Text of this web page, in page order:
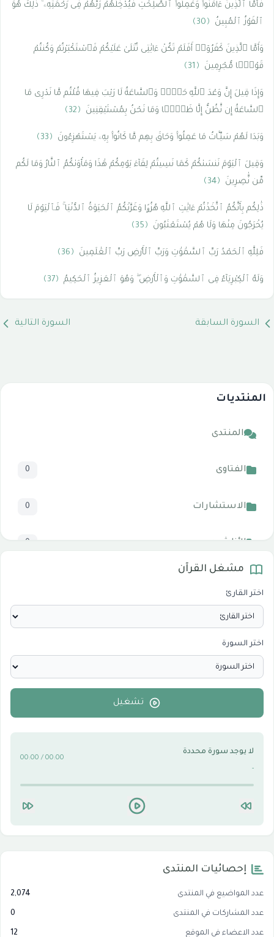
المنتديات
المنتدى
الفتاوى 0
الاستشارات 0
الأناشيد 0
الدروس والخطب
الأقسام التقنية للكمبيوتر والنترنت 0
فَأَمَّا ٱلَّذِينَ ءَامَنُوا۟ وَعَمِلُوا۟ ٱلصَّٰلِحَٰتِ فَيُدْخِلُهُمْ رَبُّهُمْ فِى رَحْمَتِهِۦ ۚ ذَٰلِكَ هُوَ
ٱلْفَوْزُ ٱلْمُبِينُ
﴿30﴾
وَأَمَّا ٱلَّذِينَ كَفَرُوٓا۟ أَفَلَمْ تَكُنْ ءَايَٰتِى تُتْلَىٰ عَلَيْكُمْ فَٱسْتَكْبَرْتُمْ وَكُنتُمْ
قَوْمًۭا مُّجْرِمِينَ
﴿31﴾
وَإِذَا قِيلَ إِنَّ وَعْدَ ٱللَّهِ حَقٌّۭ وَٱلسَّاعَةُ لَا رَيْبَ فِيهَا قُلْتُم مَّا نَدْرِى مَا
ٱلسَّاعَةُ إِن نَّظُنُّ إِلَّا ظَنًّۭا وَمَا نَحْنُ بِمُسْتَيْقِنِينَ
﴿32﴾
وَبَدَا لَهُمْ سَيِّـَٔاتُ مَا عَمِلُوا۟ وَحَاقَ بِهِم مَّا كَانُوا۟ بِهِۦ يَسْتَهْزِءُونَ ﴿33﴾
وَقِيلَ ٱلْيَوْمَ نَنسَىٰكُمْ كَمَا نَسِيتُمْ لِقَآءَ يَوْمِكُمْ هَٰذَا وَمَأْوَىٰكُمُ ٱلنَّارُ وَمَا لَكُم
مِّن نَّٰصِرِينَ
﴿34﴾
ذَٰلِكُم بِأَنَّكُمُ ٱتَّخَذْتُمْ ءَايَٰتِ ٱللَّهِ هُزُوًۭا وَغَرَّتْكُمُ ٱلْحَيَوٰةُ ٱلدُّنْيَا ۚ فَٱلْيَوْمَ لَا
يُخْرَجُونَ مِنْهَا وَلَا هُمْ يُسْتَعْتَبُونَ
﴿35﴾
فَلِلَّهِ ٱلْحَمْدُ رَبِّ ٱلسَّمَٰوَٰتِ وَرَبِّ ٱلْأَرْضِ رَبِّ ٱلْعَٰلَمِينَ ﴿36﴾
وَلَهُ ٱلْكِبْرِيَآءُ فِى ٱلسَّمَٰوَٰتِ وَٱلْأَرْضِ ۖ وَهُوَ ٱلْعَزِيزُ ٱلْحَكِيمُ ﴿37﴾
السورة السابقة السورة التالية
مشغل القرآن
اختر القارئ
اختر السورة
تشغيل
لا يوجد سورة محددة
-
00:00 / 00:00
إحصائيات المنتدى
عدد المواضيع في المنتدى 2,074
عدد المشاركات في المنتدى 0
عدد الاعضاء في الموقع 12